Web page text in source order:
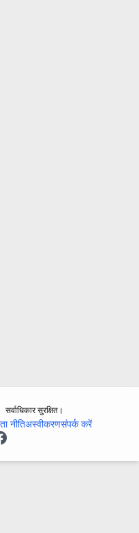
सर्वाधिकार सुरक्षित।
नीतिअस्वीकरणसंपर्क करें